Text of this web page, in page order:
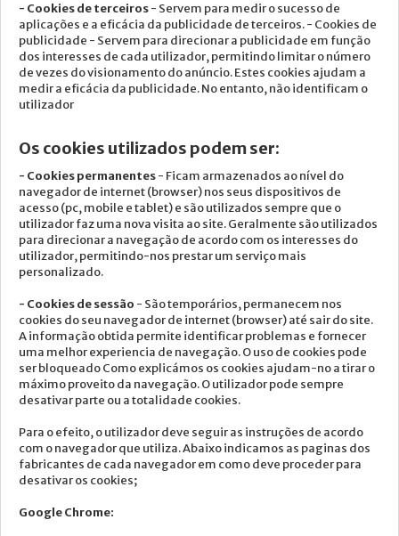
- Cookies de terceiros- Servem para medir o sucesso de
aplicações e a eficácia da publicidade de terceiros. - Cookies de
publicidade - Servem para direcionar a publicidade em função
dos interesses de cada utilizador, permitindo limitar o número
de vezes do visionamento do anúncio. Estes cookies ajudam a
medir a eficácia da publicidade. No entanto, não identificam o
utilizador
Os cookies utilizados podem ser:
- Cookies permanentes- Ficam armazenados ao nível do
navegador de internet (browser) nos seus dispositivos de
acesso (pc, mobile e tablet) e são utilizados sempre que o
utilizador faz uma nova visita ao site. Geralmente são utilizados
para direcionar a navegação de acordo com os interesses do
utilizador, permitindo-nos prestar um serviço mais
personalizado.
- Cookies de sessão - São temporários, permanecem nos
cookies do seu navegador de internet (browser) até sair do site.
A informação obtida permite identificar problemas e fornecer
uma melhor experiencia de navegação. O uso de cookies pode
ser bloqueado Como explicámos os cookies ajudam-no a tirar o
máximo proveito da navegação. O utilizador pode sempre
desativar parte ou a totalidade cookies.
Para o efeito, o utilizador deve seguir as instruções de acordo
com o navegador que utiliza. Abaixo indicamos as paginas dos
fabricantes de cada navegador em como deve proceder para
desativar os cookies;
Google Chrome: